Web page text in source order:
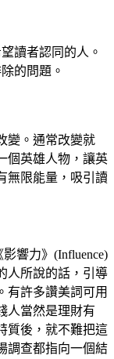
讀者認同的人。
的問題。
變。通常改變就
個英雄人物，讓英
無限能量，吸引讀
響力》(Influence)
人所說的話，引導
有許多讚美詞可用
人當然是理財有
質後，就不難把這
調查都指向一個結